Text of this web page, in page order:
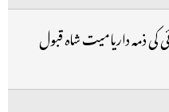
کی ذمہ داریامیت شاہ قبول